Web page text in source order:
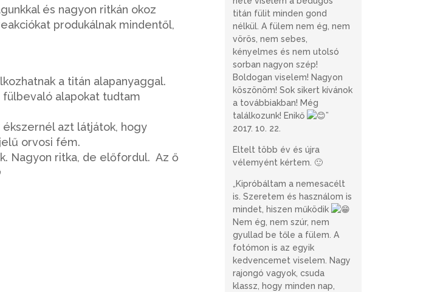
és nagyon ritkán okoz
produkálnak mindentől,
a titán alapanyaggal.
alapokat tudtam
azt látjátok, hogy
orvosi fém.
Nagyon ritka, de előfordul. Az ő
titán fülit minden gond
nélkül. A fülem nem ég, nem
vörös, nem sebes,
kényelmes és nem utolsó
sorban nagyon szép!
Boldogan viselem! Nagyon
köszönöm! Sok sikert kívánok
a továbbiakban! Még
találkozunk! Enikő
”
2017. 10. 22.
Eltelt több év és újra
vélemyént kértem. 🙂
„Kipróbáltam a nemesacélt
is. Szeretem és használom is
mindet, hiszen működik
Nem ég, nem szúr, nem
gyullad be tőle a fülem. A
fotómon is az egyik
kedvencemet viselem. Nagy
rajongó vagyok, csuda
klassz, hogy minden nap,